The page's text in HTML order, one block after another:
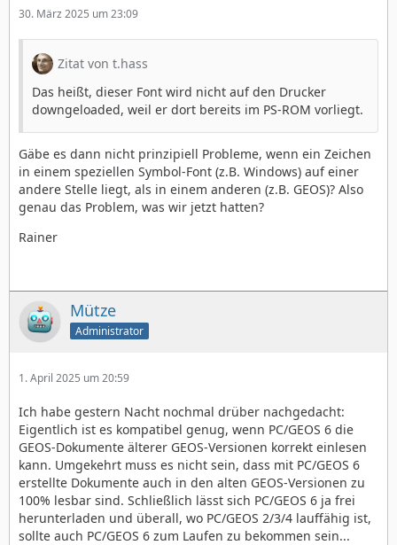
30. März 2025 um 23:09
Zitat von t.hass
Das heißt, dieser Font wird nicht auf den Drucker
downgeloaded, weil er dort bereits im PS-ROM vorliegt.
Gäbe es dann nicht prinzipiell Probleme, wenn ein Zeichen
in einem speziellen Symbol-Font (z.B. Windows) auf einer
andere Stelle liegt, als in einem anderen (z.B. GEOS)? Also
genau das Problem, was wir jetzt hatten?
Rainer
Mütze
Administrator
1. April 2025 um 20:59
Ich habe gestern Nacht nochmal drüber nachgedacht:
Eigentlich ist es kompatibel genug, wenn PC/GEOS 6 die
GEOS-Dokumente älterer GEOS-Versionen korrekt einlesen
kann. Umgekehrt muss es nicht sein, dass mit PC/GEOS 6
erstellte Dokumente auch in den alten GEOS-Versionen zu
100% lesbar sind. Schließlich lässt sich PC/GEOS 6 ja frei
herunterladen und überall, wo PC/GEOS 2/3/4 lauffähig ist,
sollte auch PC/GEOS 6 zum Laufen zu bekommen sein...